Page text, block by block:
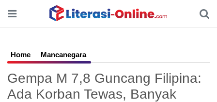
Home Mancanegara
Gempa M 7,8 Guncang Filipina:
Ada Korban Tewas, Banyak